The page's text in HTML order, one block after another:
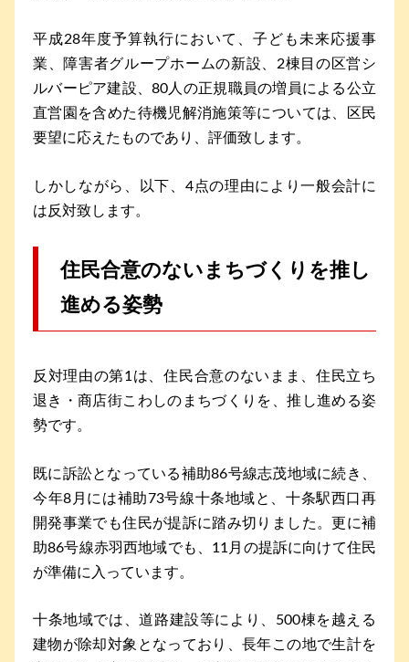
平成28年度予算執行において、子ども未来応援事
業、障害者グループホームの新設、2棟目の区営シ
ルバーピア建設、80人の正規職員の増員による公立
直営園を含めた待機児解消施策等については、区民
要望に応えたものであり、評価致します。
しかしながら、以下、4点の理由により一般会計に
は反対致します。
住民合意のないまちづくりを推し
進める姿勢
反対理由の第1は、住民合意のないまま、住民立ち
退き・商店街こわしのまちづくりを、推し進める姿
勢です。
既に訴訟となっている補助86号線志茂地域に続き、
今年8月には補助73号線十条地域と、十条駅西口再
開発事業でも住民が提訴に踏み切りました。更に補
助86号線赤羽西地域でも、11月の提訴に向けて住民
が準備に入っています。
十条地域では、道路建設等により、500棟を越える
建物が除却対象となっており、長年この地で生計を